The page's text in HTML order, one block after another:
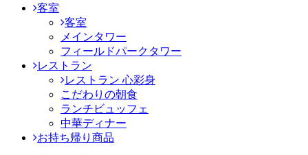
客室
客室
メインタワー
フィールドパークタワー
レストラン
レストラン 心彩身
こだわりの朝食
ランチビュッフェ
中華ディナー
お持ち帰り商品